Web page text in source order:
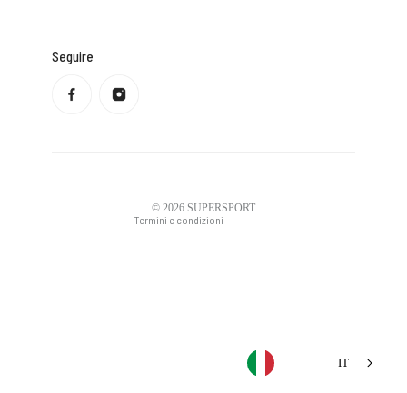
Seguire
© 2026 SUPERSPORT
Termini e condizioni
Informativa sulla privacy
Politica di rimborso
IT